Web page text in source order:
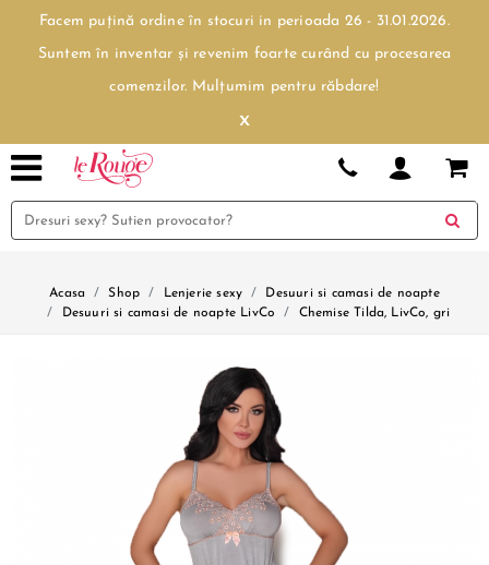
Facem puțină ordine în stocuri in perioada 26 - 31.01.2026.
Suntem în inventar și revenim foarte curând cu procesarea
comenzilor. Mulțumim pentru răbdare!
x
Acasa Shop Lenjerie sexy
Desuuri si camasi de noapte
Desuuri si camasi de noapte LivCo
Chemise Tilda, LivCo, gri